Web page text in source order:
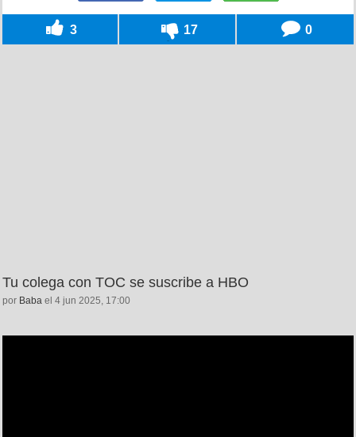
3 17 0
Tu colega con TOC se suscribe a HBO
por Baba el 4 jun 2025, 17:00